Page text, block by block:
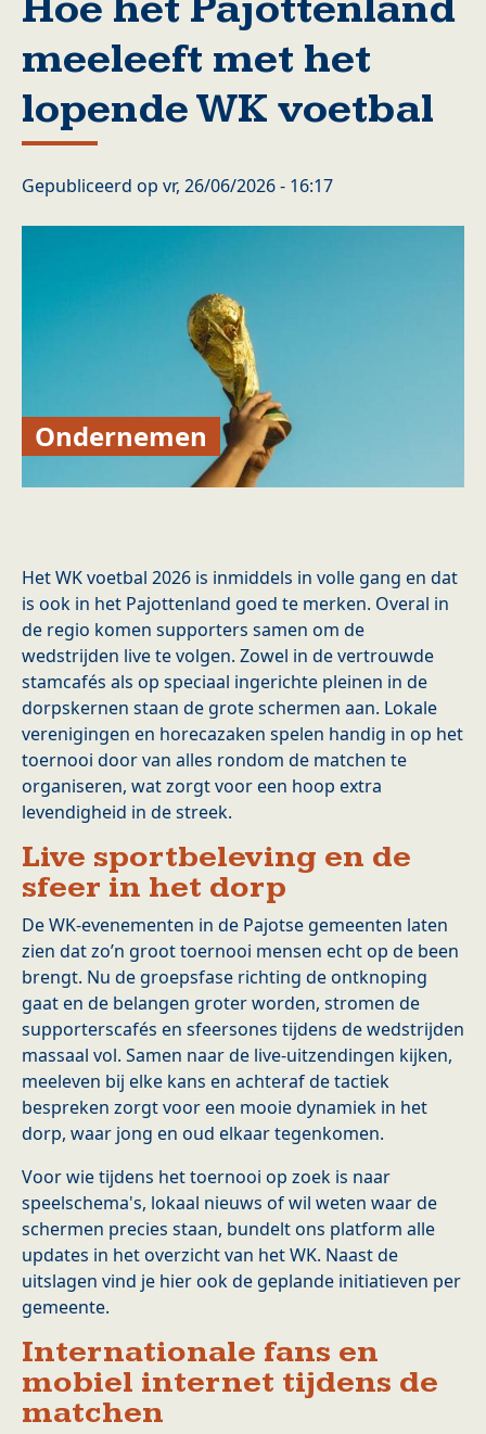
meeleeft met het
lopende WK voetbal
Gepubliceerd op vr, 26/06/2026 - 16:17
Ondernemen
Het WK voetbal 2026 is inmiddels in volle gang en dat
is ook in het Pajottenland goed te merken. Overal in
de regio komen supporters samen om de
wedstrijden live te volgen. Zowel in de vertrouwde
stamcafés als op speciaal ingerichte pleinen in de
dorpskernen staan de grote schermen aan. Lokale
verenigingen en horecazaken spelen handig in op het
toernooi door van alles rondom de matchen te
organiseren, wat zorgt voor een hoop extra
levendigheid in de streek.
Live sportbeleving en de
sfeer in het dorp
De WK-evenementen in de Pajotse gemeenten laten
zien dat zo’n groot toernooi mensen echt op de been
brengt. Nu de groepsfase richting de ontknoping
gaat en de belangen groter worden, stromen de
supporterscafés en sfeersones tijdens de wedstrijden
massaal vol. Samen naar de live-uitzendingen kijken,
meeleven bij elke kans en achteraf de tactiek
bespreken zorgt voor een mooie dynamiek in het
dorp, waar jong en oud elkaar tegenkomen.
Voor wie tijdens het toernooi op zoek is naar
speelschema's, lokaal nieuws of wil weten waar de
schermen precies staan, bundelt ons platform alle
updates in het overzicht van het WK. Naast de
uitslagen vind je hier ook de geplande initiatieven per
gemeente.
Internationale fans en
mobiel internet tijdens de
matchen